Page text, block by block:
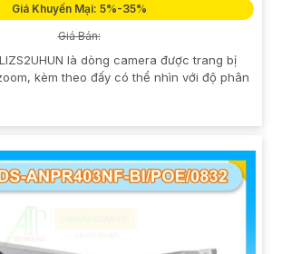
Giá Khuyến Mại: 5%-35%
Giá Bán:
là dòng camera được trang bị
kèm theo đấy có thể nhìn với độ phân